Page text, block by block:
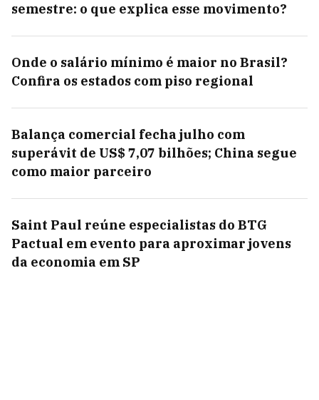
semestre: o que explica esse movimento?
Onde o salário mínimo é maior no Brasil?
Confira os estados com piso regional
Balança comercial fecha julho com
superávit de US$ 7,07 bilhões; China segue
como maior parceiro
Saint Paul reúne especialistas do BTG
Pactual em evento para aproximar jovens
da economia em SP